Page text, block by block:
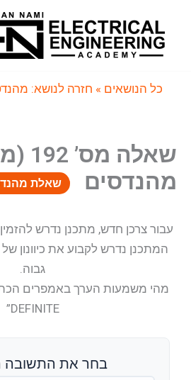
כל הנושאים » חזרה לנושא:
מהנדסים
שאלת
עבור צרכן חדש, מתכנן נדרש
המתכנן נדרש לקבוע את
גבוה.
DEFINITE”
בחר את התשובה